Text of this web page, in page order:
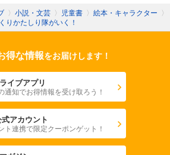
〉 小説・文芸 〉 児童書 〉 絵本・キャラクター 〉
かたしり隊がいく！
得な情報をお届けします！
イブアプリ
通知でお得情報を受け取ろう！
アカウント
ト連携で限定クーポンゲット！